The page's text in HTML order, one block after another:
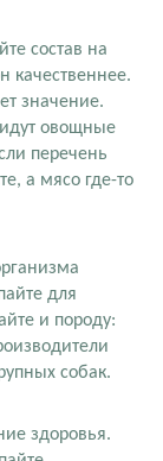
состав на
качественнее.
значение.
овощные
перечень
а мясо где-то
для
и породу:
собак.
здоровья.